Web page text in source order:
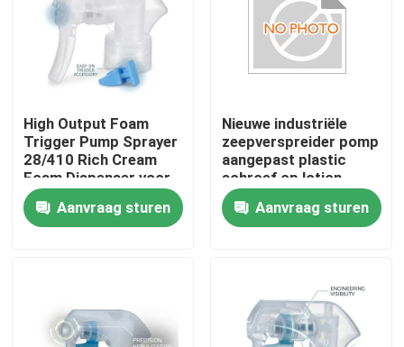
Thuis
Over ons
High Output Foam
Trigger Pump Sprayer
28/410 Rich Cream
Foam Dispenser voor
badkamer
tegelreinigingsproducten
Aanvraag sturen
Nieuwe industriële
zeepverspreider pomp
aangepast plastic
schroef op lotion
pomp K201-4
Aanvraag sturen